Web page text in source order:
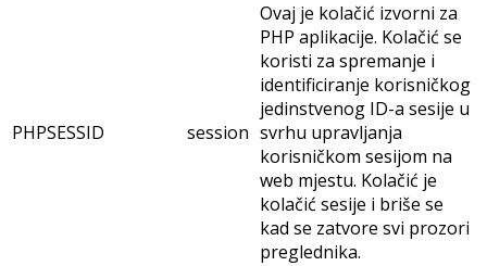
PHPSESSID session
Ovaj je kolačić izvorni za
PHP aplikacije. Kolačić se
koristi za spremanje i
identificiranje korisničkog
jedinstvenog ID-a sesije u
svrhu upravljanja
korisničkom sesijom na
web mjestu. Kolačić je
kolačić sesije i briše se
kad se zatvore svi prozori
preglednika.